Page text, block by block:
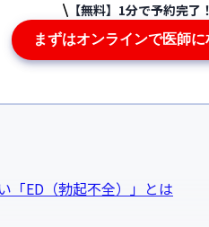
【無料】1分で予約完了！
まずはオンラインで医師に
「ED（勃起不全）」とは